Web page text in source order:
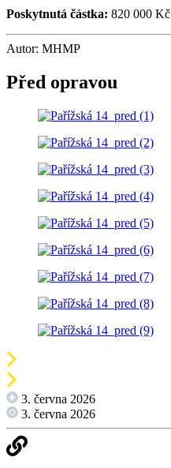
Poskytnutá částka: 820 000 Kč
Autor: MHMP
Před opravou
3. června 2026
3. června 2026